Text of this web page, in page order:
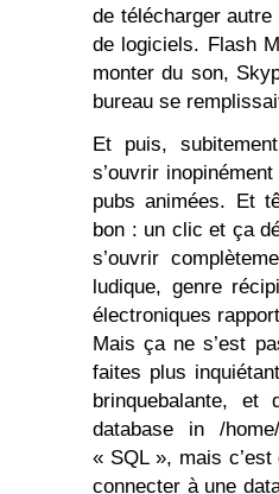
de télécharger
de logiciels. Flash
monter du son,
bureau se
Et puis,
s’ouvrir
pubs animées. Et
bon : un clic et ça
s’ouvrir
ludique, genre
électroniques
Mais ça ne s’est
faites plus
brinquebalante,
database in /
« SQL », mais
connecter à une